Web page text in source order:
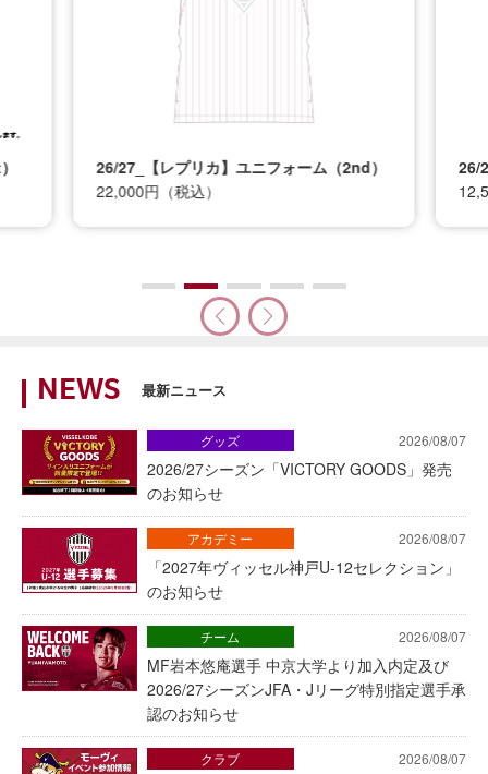
26/27_【レプリカ】ユニフォーム（2nd）
22,000円（税込）
26/
NEWS 最新ニュース
2026/08/07
2026/27シーズン「VICTORY GOODS」発売
のお知らせ
グッズ
2026/08/07
「2027年ヴィッセル神戸U-12セレクション」
のお知らせ
アカデミー
2026/08/07
MF岩本悠庵選手 中京大学より加入内定及び
2026/27シーズンJFA・Jリーグ特別指定選手承
認のお知らせ
チーム
2026/08/07
クラブ